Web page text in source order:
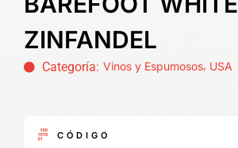
ZINFANDEL
Categoría: Vinos y Espumosos, USA
CÓDIGO